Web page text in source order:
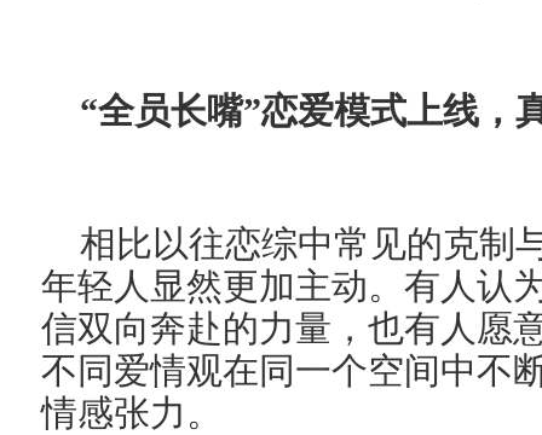
“全员长嘴”恋爱模式上线，
相比以往恋综中常见的克制
年轻人显然更加主动。有人认
信双向奔赴的力量，也有人愿
不同爱情观在同一个空间中不
情感张力。